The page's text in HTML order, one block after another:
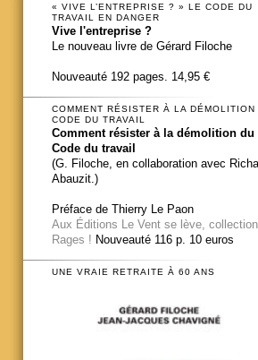
« VIVE L’ENTREPRISE ? » LE CODE DU
TRAVAIL EN DANGER
Vive l'entreprise ?
Le nouveau livre de Gérard Filoche
Nouveauté 192 pages. 14,95 €
COMMENT RÉSISTER À LA DÉMOLITION
CODE DU TRAVAIL
Comment résister à la démolition du
Code du travail
(G. Filoche, en collaboration avec
Abauzit.)
Préface de Thierry Le Paon
Aux Éditions Le Vent se lève,
Rages ! Nouveauté 116 p. 10 euros
UNE VRAIE RETRAITE À 60 ANS